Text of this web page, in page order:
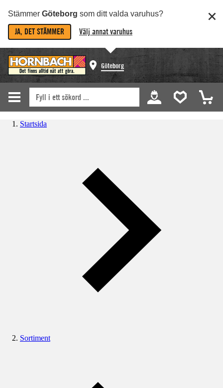
Stämmer Göteborg som ditt valda varuhus?
JA, DET STÄMMER Välj annat varuhus
Göteborg
Startsida
Sortiment